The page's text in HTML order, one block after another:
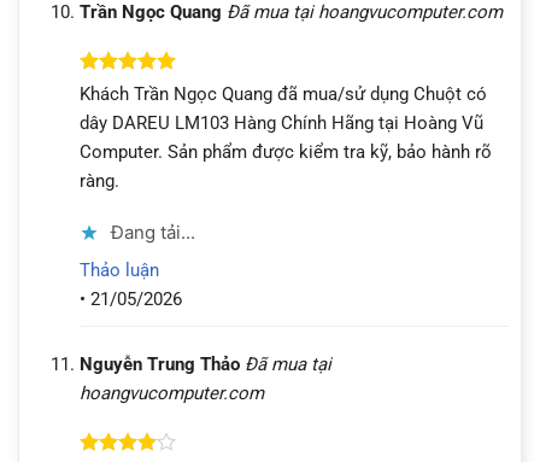
Trần Ngọc Quang Đã mua tại hoangvucomputer.com
Được xếp
sao
Khách Trần Ngọc Quang đã mua/sử dụng Chuột có
dây DAREU LM103 Hàng Chính Hãng tại Hoàng Vũ
Computer. Sản phẩm được kiểm tra kỹ, bảo hành rõ
ràng.
Đang tải...
Thảo luận
• 21/05/2026
Nguyễn Trung Thảo Đã mua tại
hoangvucomputer.com